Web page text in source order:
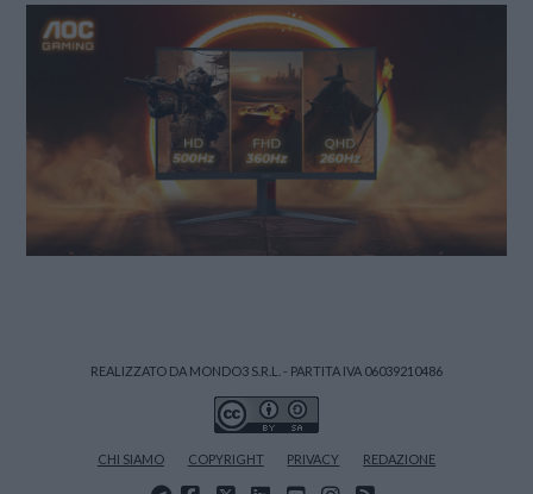
REALIZZATO DA MONDO3 S.R.L. - PARTITA IVA 06039210486
CHI SIAMO COPYRIGHT PRIVACY REDAZIONE